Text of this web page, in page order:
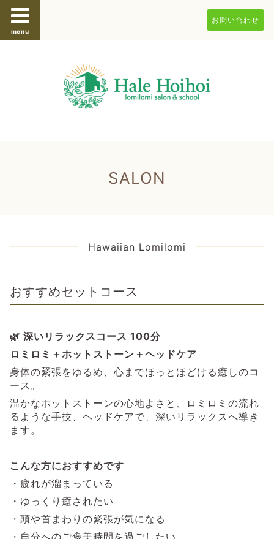
menu
お問い合わせ
SALON
Hawaiian Lomilomi
おすすめセットコース
🌿 深いリラックスコース 100分
ロミロミ＋ホットストーン＋ヘッドケア
身体の緊張をゆるめ、心までほっとほどける癒しのコ
ース。
温かなホットストーンの心地よさと、ロミロミの流れ
るような手技、ヘッドケアで、深いリラックスへ導き
ます。
こんな方におすすめです
・疲れが溜まっている
・ゆっくり癒されたい
・頭や首まわりの緊張が気になる
・自分へのご褒美時間を過ごしたい